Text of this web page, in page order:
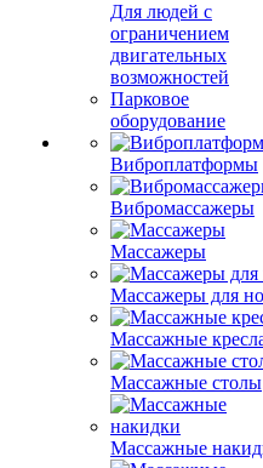
Для людей с
ограничением
двигательных
возможностей
Парковое
оборудование
Виброплатформы
Вибромассажеры
Массажеры
Массажеры для
Массажные
Массажные столы
Массажные